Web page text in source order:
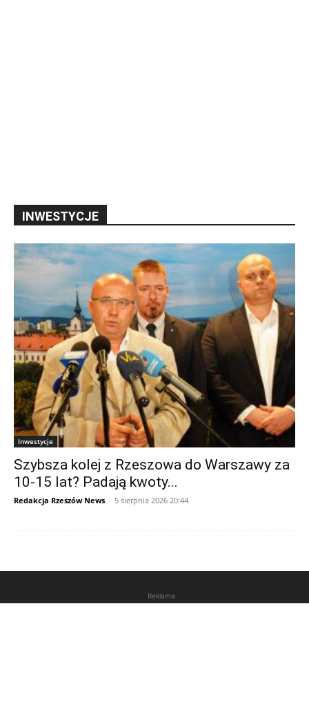
INWESTYCJE
Inwestycje
Szybsza kolej z Rzeszowa do Warszawy za
10-15 lat? Padają kwoty...
Redakcja Rzeszów News - 5 sierpnia 2026 20:44
Reklama